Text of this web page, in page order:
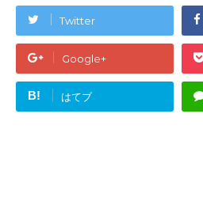
Twitter
Google+
B! はてブ